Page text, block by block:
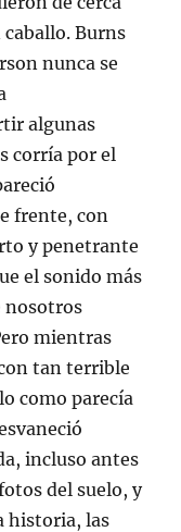
Burns
nunca se
algunas
corría por el
frente, con
y penetrante
el sonido más
nosotros
mientras
tan terrible
como parecía
incluso antes
del suelo, y
historia, las